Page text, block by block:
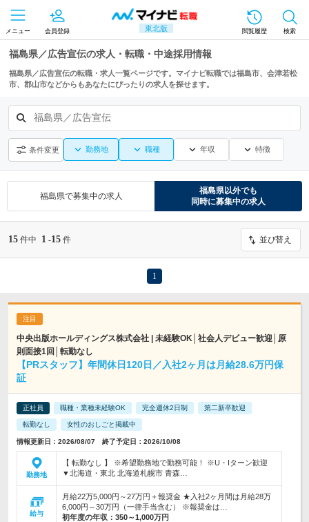
東北版
メニュー 会員登録 閲覧履歴 検索
福島県／広告宣伝の求人・転職・中途採用情報
福島県／広告宣伝の転職・求人一覧ページです。マイナビ転職では福島市、会津若松
市、郡山市などからもあなたにぴったりの求人を探せます。
福島県／広告宣伝
条件変更 勤務地 職種 年収 特徴
福島県で募集中の求人
福島県以外でも
同時に募集中の求人
15 件中 1 -15 件 並び替え
1
中央出版ホールディングス株式会社 | 未経験OK│社会人デビュー歓迎│原
則面接1回│転勤なし
【PRスタッフ】年間休日120日／入社2ヶ月は月給28.6万円保
証
正社員 職種・業種未経験OK 完全週休2日制 第二新卒歓迎
転勤なし 女性のおしごと掲載中
情報更新日：2026/08/07 終了予定日：2026/10/08
勤務地
【 転勤なし 】 ※希望勤務地で勤務可能！ ※U・Iターン歓迎
▼北海道・東北 北海道札幌市 青森…
給与
月給22万5,000円～27万円＋報奨金 ★入社2ヶ月間は月給28万
6,000円～30万円（一律手当含む） ※報奨金は…
初年度の年収： 350～1,000万円